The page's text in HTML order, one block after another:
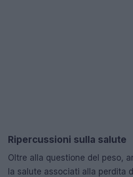
Ripercussioni sulla salute
Oltre alla questione del peso,
la salute associati alla perdita